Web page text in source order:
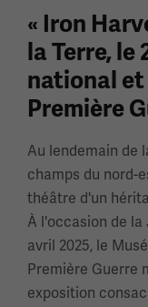
« Iron
la Terre, le
national et
Première
Au lendemain de
champs du nord-
théâtre d'un
À l'occasion de la
avril 2025, le
Première Guerre
exposition